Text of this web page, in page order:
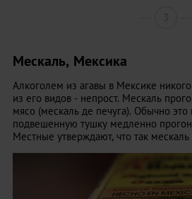
Мескаль, Мексика
Алкоголем из агавы в Мексике
из его видов - непрост. Мескаль
мясо (мескаль де печуга). Обычно это
подвешенную тушку медленно
Местные утверждают, что так мескаль